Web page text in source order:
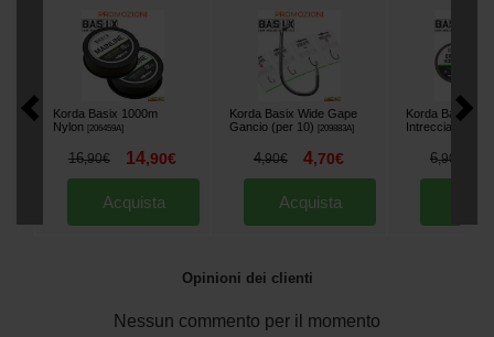
Korda Basix 1000m
Nylon [206459A]
16,90€ 14,90€
Acquista
Korda Basix Wide Gape
Gancio (per 10)
[209883A]
4,90€ 4,70€
Acquista
Korda Basix
Intrecciato 10m
6,90
Opinioni dei clienti
Nessun commento per il momento